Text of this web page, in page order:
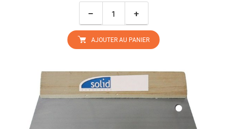
− +
AJOUTER AU PANIER